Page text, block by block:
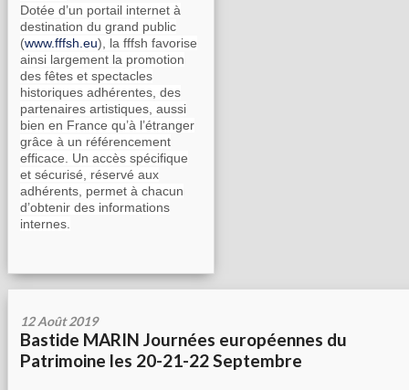
Dotée d’un portail internet à
destination du grand public
(www.fffsh.eu), la fffsh favorise
ainsi largement la promotion
des fêtes et spectacles
historiques adhérentes, des
partenaires artistiques, aussi
bien en France qu’à l’étranger
grâce à un référencement
efficace. Un accès spécifique
et sécurisé, réservé aux
adhérents, permet à chacun
d’obtenir des informations
internes.
12 Août 2019
Bastide MARIN Journées européennes du
Patrimoine les 20-21-22 Septembre